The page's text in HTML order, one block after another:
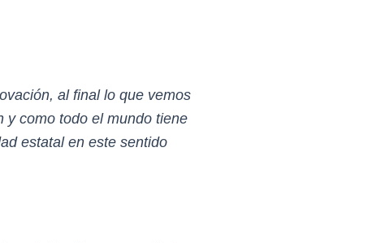
al final lo que vemos
y como todo el mundo tiene
estatal en este sentido